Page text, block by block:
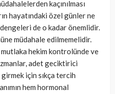
kaçınılması
hayatındaki özel günler ne
de o kadar önemlidir.
müdahale edilmemelidir.
hekim kontrolünde ve
adet geciktirici
için sıkça tercih
hem hormonal